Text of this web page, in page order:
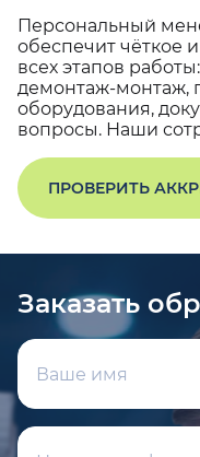
Персональный
обеспечит чёткое
всех этапов
демонтаж-монтаж,
оборудования,
вопросы. Наши
ПРОВЕРИТЬ
Заказать